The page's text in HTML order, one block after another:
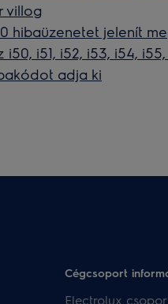
villog
hibaüzenetet jelenít
i51, i52, i53, i54,
adja ki
Cégcsoport
Electrolux